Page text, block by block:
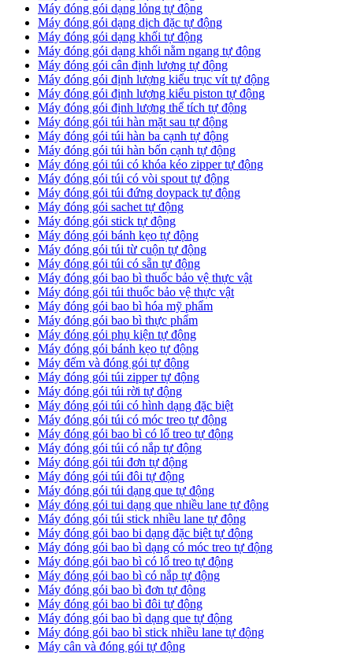
Máy đóng gói dạng lỏng tự động
Máy đóng gói dạng dịch đặc tự động
Máy đóng gói dạng khối tự động
Máy đóng gói dạng khối nằm ngang tự động
Máy đóng gói cân định lượng tự động
Máy đóng gói định lượng kiểu trục vít tự động
Máy đóng gói định lượng kiểu piston tự động
Máy đóng gói định lượng thể tích tự động
Máy đóng gói túi hàn mặt sau tự động
Máy đóng gói túi hàn ba cạnh tự động
Máy đóng gói túi hàn bốn cạnh tự động
Máy đóng gói túi có khóa kéo zipper tự động
Máy đóng gói túi có vòi spout tự động
Máy đóng gói túi đứng doypack tự động
Máy đóng gói sachet tự động
Máy đóng gói stick tự động
Máy đóng gói bánh kẹo tự động
Máy đóng gói túi từ cuộn tự động
Máy đóng gói túi có sẵn tự động
Máy đóng gói bao bì thuốc bảo vệ thực vật
Máy đóng gói túi thuốc bảo vệ thực vật
Máy đóng gói bao bì hóa mỹ phẩm
Máy đóng gói bao bì thực phẩm
Máy đóng gói phụ kiện tự động
Máy đóng gói bánh kẹo tự động
Máy đếm và đóng gói tự động
Máy đóng gói túi zipper tự động
Máy đóng gói túi rời tự động
Máy đóng gói túi có hình dạng đặc biệt
Máy đóng gói túi có móc treo tự động
Máy đóng gói bao bì có lổ treo tự động
Máy đóng gói túi có nắp tự động
Máy đóng gói túi đơn tự động
Máy đóng gói túi đôi tự động
Máy đóng gói túi dạng que tự động
Máy đóng gói tui dạng que nhiều lane tự động
Máy đóng gói túi stick nhiều lane tự động
Máy đóng gói bao bi dạng đặc biệt tự động
Máy đóng gói bao bì dạng có móc treo tự động
Máy đóng gói bao bì có lổ treo tự động
Máy đóng gói bao bì có nắp tự động
Máy đóng gói bao bì đơn tự động
Máy đóng gói bao bì đôi tự động
Máy đóng gói bao bì dạng que tự động
Máy đóng gói bao bì stick nhiều lane tự động
Máy cân và đóng gói tự động